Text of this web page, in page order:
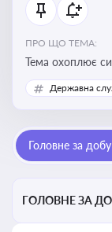
ПРО ЩО ТЕМА:
Тема охоплює
здійснюють
корупційних
у державному
Державна
Головне за
ГОЛОВНЕ ЗА